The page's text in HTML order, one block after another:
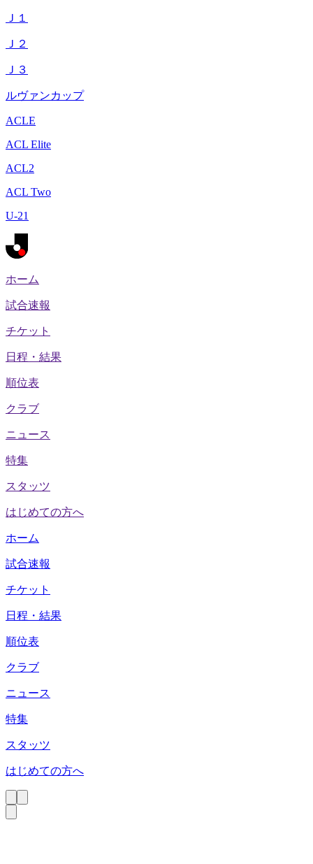
Ｊ１
Ｊ２
Ｊ３
ルヴァンカップ
ACLE
ACL Elite
ACL2
ACL Two
U-21
ホーム
試合速報
チケット
日程・結果
順位表
クラブ
ニュース
特集
スタッツ
はじめての方へ
ホーム
試合速報
チケット
日程・結果
順位表
クラブ
ニュース
特集
スタッツ
はじめての方へ